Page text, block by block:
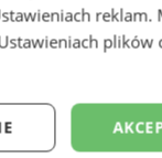
reklam.
plików